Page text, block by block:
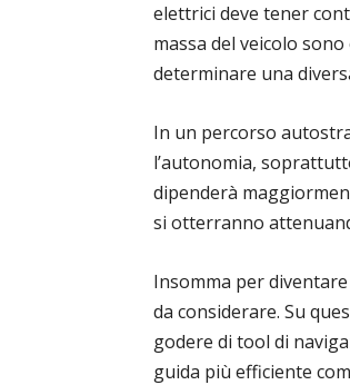
elettrici deve tener
massa del veicolo
determinare una
In un percorso
l’autonomia,
dipenderà
si otterranno
Insomma per
da considerare. Su
godere di tool di
guida più efficiente